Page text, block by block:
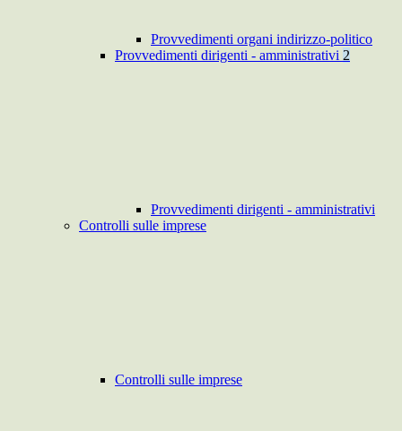
Provvedimenti organi indirizzo-politico
Provvedimenti dirigenti - amministrativi 2
Provvedimenti dirigenti - amministrativi
Controlli sulle imprese
Controlli sulle imprese